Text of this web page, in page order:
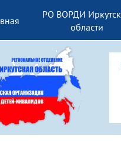
РО ВОРДИ
области